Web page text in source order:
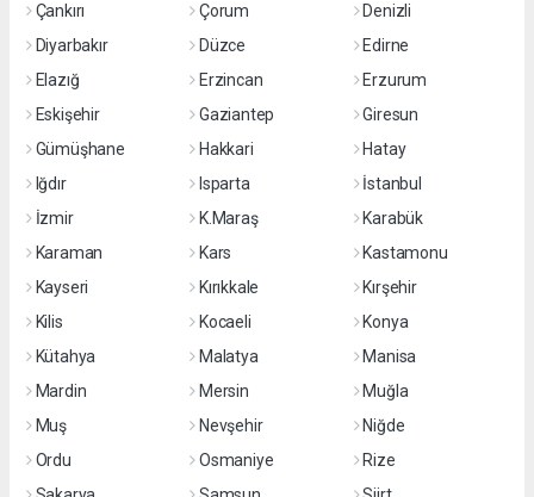
Çankırı
Çorum
Denizli
Diyarbakır
Düzce
Edirne
Elazığ
Erzincan
Erzurum
Eskişehir
Gaziantep
Giresun
Gümüşhane
Hakkari
Hatay
Iğdır
Isparta
İstanbul
İzmir
K.Maraş
Karabük
Karaman
Kars
Kastamonu
Kayseri
Kırıkkale
Kırşehir
Kilis
Kocaeli
Konya
Kütahya
Malatya
Manisa
Mardin
Mersin
Muğla
Muş
Nevşehir
Niğde
Ordu
Osmaniye
Rize